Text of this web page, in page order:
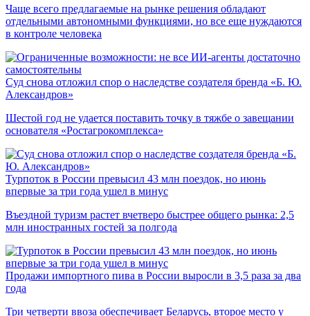
Чаще всего предлагаемые на рынке решения обладают
отдельными автономными функциями, но все еще нуждаются
в контроле человека
Суд снова отложил спор о наследстве создателя бренда «Б. Ю.
Александров»
Шестой год не удается поставить точку в тяжбе о завещании
основателя «Ростагрокомплекса»
Турпоток в России превысил 43 млн поездок, но июнь
впервые за три года ушел в минус
Въездной туризм растет вчетверо быстрее общего рынка: 2,5
млн иностранных гостей за полгода
Продажи импортного пива в России выросли в 3,5 раза за два
года
Три четверти ввоза обеспечивает Беларусь, второе место у